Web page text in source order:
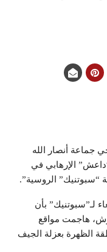
جماعة أنصار الله
الإرهابي في
“سبوتنيك” الروسية”.
لـ”سبوتنيك” بأن
هاجمت مواقع
الظهرة بعزلة الجيف